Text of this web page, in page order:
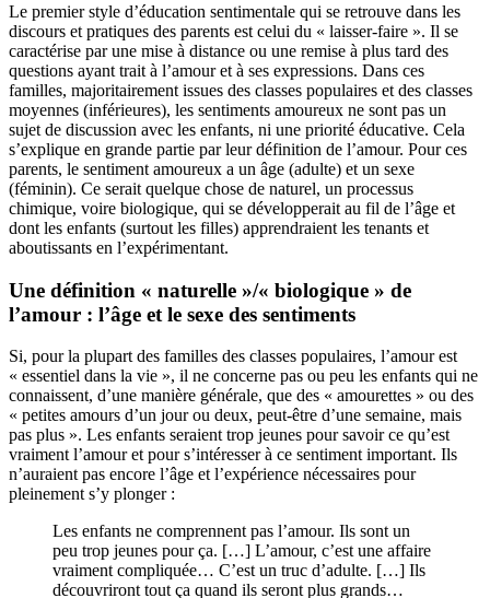
Le premier style d’éducation sentimentale qui se retrouve dans les
discours et pratiques des parents est celui du « laisser-faire ». Il se
caractérise par une mise à distance ou une remise à plus tard des
questions ayant trait à l’amour et à ses expressions. Dans ces
familles, majoritairement issues des classes populaires et des classes
moyennes (inférieures), les sentiments amoureux ne sont pas un
sujet de discussion avec les enfants, ni une priorité éducative. Cela
s’explique en grande partie par leur définition de l’amour. Pour ces
parents, le sentiment amoureux a un âge (adulte) et un sexe
(féminin). Ce serait quelque chose de naturel, un processus
chimique, voire biologique, qui se développerait au fil de l’âge et
dont les enfants (surtout les filles) apprendraient les tenants et
aboutissants en l’expérimentant.
Une définition « naturelle »/« biologique » de
l’amour : l’âge et le sexe des sentiments
Si, pour la plupart des familles des classes populaires, l’amour est
« essentiel dans la vie », il ne concerne pas ou peu les enfants qui ne
connaissent, d’une manière générale, que des « amourettes » ou des
« petites amours d’un jour ou deux, peut-être d’une semaine, mais
pas plus ». Les enfants seraient trop jeunes pour savoir ce qu’est
vraiment l’amour et pour s’intéresser à ce sentiment important. Ils
n’auraient pas encore l’âge et l’expérience nécessaires pour
pleinement s’y plonger :
Les enfants ne comprennent pas l’amour. Ils sont un
peu trop jeunes pour ça. […] L’amour, c’est une affaire
vraiment compliquée… C’est un truc d’adulte. […] Ils
découvriront tout ça quand ils seront plus grands…